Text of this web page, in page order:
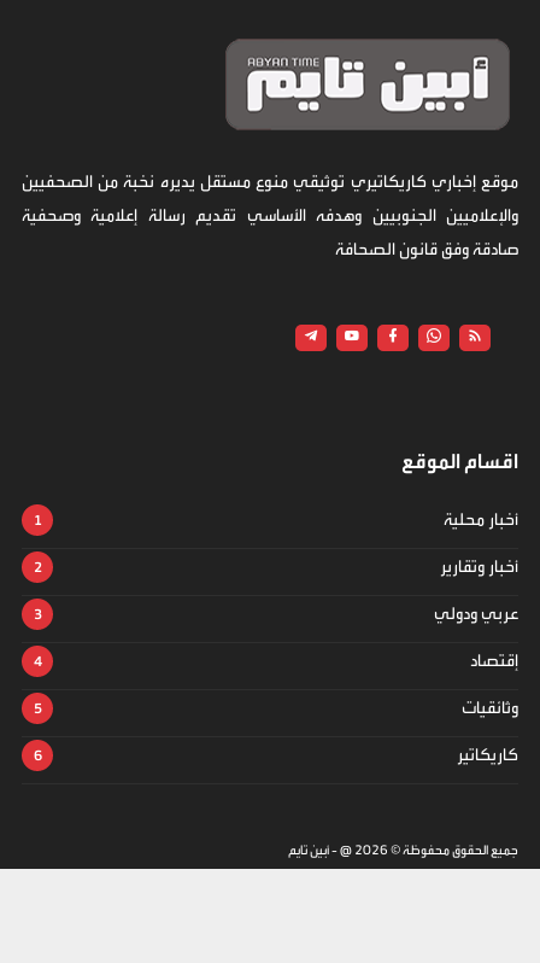
موقع إخباري كاريكاتيري توثيقي منوع مستقل يديره نخبة من الصحفيين
والإعلاميين الجنوبيين وهدفه الأساسي تقديم رسالة إعلامية وصحفية
صادقة وفق قانون الصحافة
اقسام الموقع
أخبار محلية
أخبار وتقارير
عربي ودولي
إقتصاد
وثائقيات
كاريكاتير
جميع الحقوق محفوظة © 2026 @ - أبين تايم